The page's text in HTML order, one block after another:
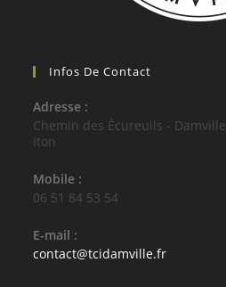
Infos De Contact
Adresse :
Chemin des Écureuils -
Iton
Mobile :
06 51 84 53 54
E-mail :
contact@tcidamville.frS’ouvre